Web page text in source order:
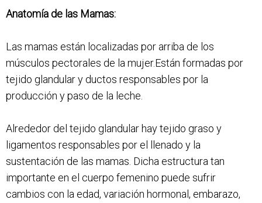
Anatomía de las Mamas:
Las mamas están localizadas por arriba de los
músculos pectorales de la mujer.Están formadas por
tejido glandular y ductos responsables por la
producción y paso de la leche.
Alrededor del tejido glandular hay tejido graso y
ligamentos responsables por el llenado y la
sustentación de las mamas. Dicha estructura tan
importante en el cuerpo femenino puede sufrir
cambios con la edad, variación hormonal, embarazo,